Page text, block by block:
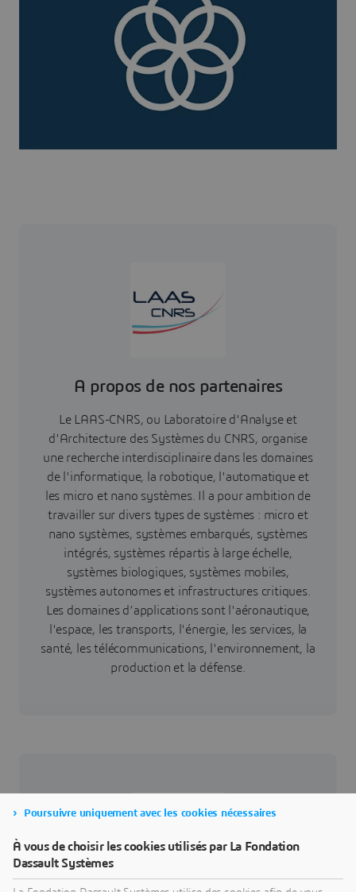
A propos de nos partenaires
Le LAAS-CNRS, ou Laboratoire d'Analyse et
d'Architecture des Systèmes du CNRS, organise
une recherche interdisciplinaire dans les domaines
de l'informatique, la robotique, l'automatique et
les micro et nano systèmes. Il a pour ambition de
travailler sur divers types de systèmes : micro et
nano systèmes, systèmes embarqués, systèmes
intégrés, systèmes répartis à large échelle,
systèmes biologiques, systèmes mobiles,
systèmes autonomes et infrastructures critiques.
Les domaines d’applications sont l'aéronautique,
l'espace, les transports, l'énergie, les services, la
santé, les télécommunications, l'environnement, la
production et la défense.
L’institut Polytechnique UniLaSalle dispense, gère
Poursuivre uniquement avec les cookies nécessaires
À vous de choisir les cookies utilisés par La Fondation
Dassault Systèmes